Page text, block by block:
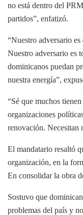
no está dentro del
partidos”, enfatizó.
“Nuestro adversario es
Nuestro adversario es
dominicanos puedan
nuestra energía”,
“Sé que muchos
organizaciones
renovación. Necesitan
El mandatario resaltó
organización, en la
En consolidar la obra
Sostuvo que
problemas del país y